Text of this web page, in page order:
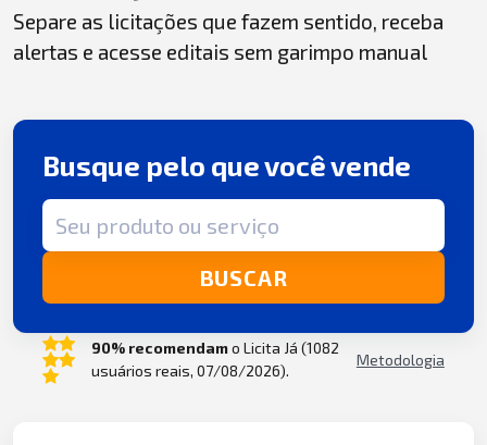
Separe as licitações que fazem sentido, receba
alertas e acesse editais sem garimpo manual
Busque pelo que você vende
Termo de busca
BUSCAR
90% recomendamo Licita Já (1082
usuários reais, 07/08/2026).
Metodologia